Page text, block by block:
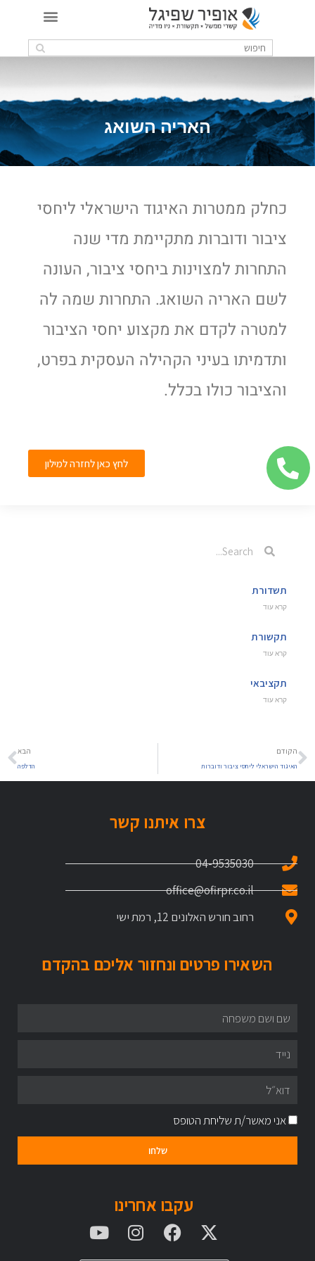
האריה השואג
כחלק ממטרות האיגוד הישראלי ליחסי
ציבור ודוברות מתקיימת מדי שנה
התחרות למצוינות ביחסי ציבור, העונה
לשם האריה השואג. התחרות שמה לה
למטרה לקדם את מקצוע יחסי הציבור
ותדמיתו בעיני הקהילה העסקית בפרט,
והציבור כולו בכלל.
לחץ כאן לחזרה למילון
תשדורת
קרא עוד
תקשורת
קרא עוד
תקציבאי
קרא עוד
הקודם
האיגוד הישראלי ליחסי ציבור ודוברות
הבא
הדלפה
צרו איתנו קשר
04-9535030
office@ofirpr.co.il
רחוב חורש האלונים 12, רמת ישי
השאירו פרטים ונחזור אליכם בהקדם
אני מאשר/ת שליחת הטופס
שלחו
עקבו אחרינו